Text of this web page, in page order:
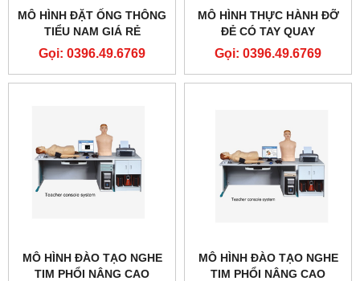
MÔ HÌNH ĐẶT ỐNG THÔNG
TIỂU NAM GIÁ RẺ
Gọi: 0396.49.6769
MÔ HÌNH THỰC HÀNH ĐỠ
ĐẺ CÓ TAY QUAY
Gọi: 0396.49.6769
MÔ HÌNH ĐÀO TẠO NGHE
TIM PHỔI NÂNG CAO
MÔ HÌNH ĐÀO TẠO NGHE
TIM PHỔI NÂNG CAO